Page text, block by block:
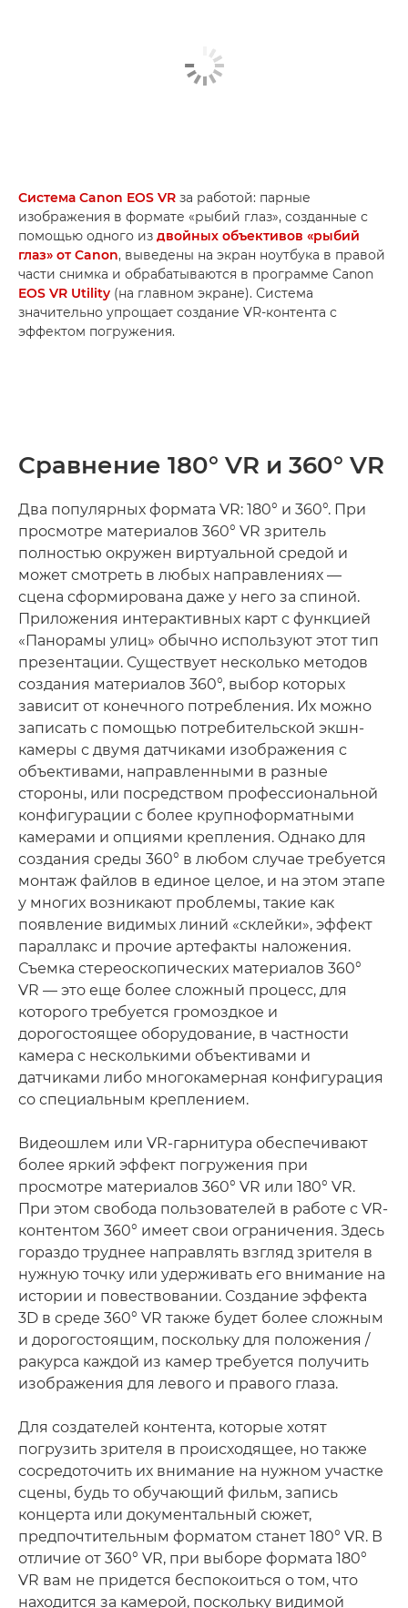
Система Canon EOS VR за работой: парные
изображения в формате «рыбий глаз», созданные с
помощью одного из двойных объективов «рыбий
глаз» от Canon, выведены на экран ноутбука в правой
части снимка и обрабатываются в программе Canon
EOS VR Utility (на главном экране). Система
значительно упрощает создание VR-контента с
эффектом погружения.
Сравнение 180° VR и 360° VR
Два популярных формата VR: 180° и 360°. При
просмотре материалов 360° VR зритель
полностью окружен виртуальной средой и
может смотреть в любых направлениях —
сцена сформирована даже у него за спиной.
Приложения интерактивных карт с функцией
«Панорамы улиц» обычно используют этот тип
презентации. Существует несколько методов
создания материалов 360°, выбор которых
зависит от конечного потребления. Их можно
записать с помощью потребительской экшн-
камеры с двумя датчиками изображения с
объективами, направленными в разные
стороны, или посредством профессиональной
конфигурации с более крупноформатными
камерами и опциями крепления. Однако для
создания среды 360° в любом случае требуется
монтаж файлов в единое целое, и на этом этапе
у многих возникают проблемы, такие как
появление видимых линий «склейки», эффект
параллакс и прочие артефакты наложения.
Съемка стереоскопических материалов 360°
VR — это еще более сложный процесс, для
которого требуется громоздкое и
дорогостоящее оборудование, в частности
камера с несколькими объективами и
датчиками либо многокамерная конфигурация
со специальным креплением.
Видеошлем или VR-гарнитура обеспечивают
более яркий эффект погружения при
просмотре материалов 360° VR или 180° VR.
При этом свобода пользователей в работе с VR-
контентом 360° имеет свои ограничения. Здесь
гораздо труднее направлять взгляд зрителя в
нужную точку или удерживать его внимание на
истории и повествовании. Создание эффекта
3D в среде 360° VR также будет более сложным
и дорогостоящим, поскольку для положения /
ракурса каждой из камер требуется получить
изображения для левого и правого глаза.
Для создателей контента, которые хотят
погрузить зрителя в происходящее, но также
сосредоточить их внимание на нужном участке
сцены, будь то обучающий фильм, запись
концерта или документальный сюжет,
предпочтительным форматом станет 180° VR. В
отличие от 360° VR, при выборе формата 180°
VR вам не придется беспокоиться о том, что
находится за камерой, поскольку видимой